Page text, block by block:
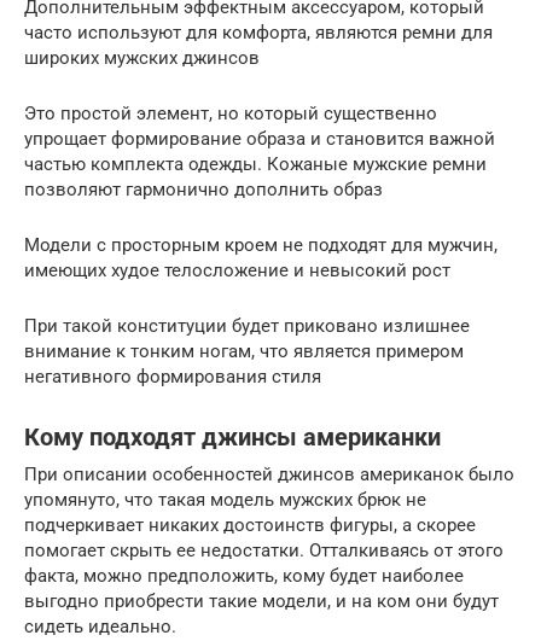
Дополнительным эффектным аксессуаром, который
часто используют для комфорта, являются ремни для
широких мужских джинсов
Это простой элемент, но который существенно
упрощает формирование образа и становится важной
частью комплекта одежды. Кожаные мужские ремни
позволяют гармонично дополнить образ
Модели с просторным кроем не подходят для мужчин,
имеющих худое телосложение и невысокий рост
При такой конституции будет приковано излишнее
внимание к тонким ногам, что является примером
негативного формирования стиля
Кому подходят джинсы американки
При описании особенностей джинсов американок было
упомянуто, что такая модель мужских брюк не
подчеркивает никаких достоинств фигуры, а скорее
помогает скрыть ее недостатки. Отталкиваясь от этого
факта, можно предположить, кому будет наиболее
выгодно приобрести такие модели, и на ком они будут
сидеть идеально.